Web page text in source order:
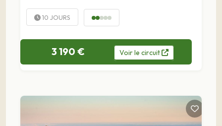
10 JOURS
3 190 € Voirle circuit